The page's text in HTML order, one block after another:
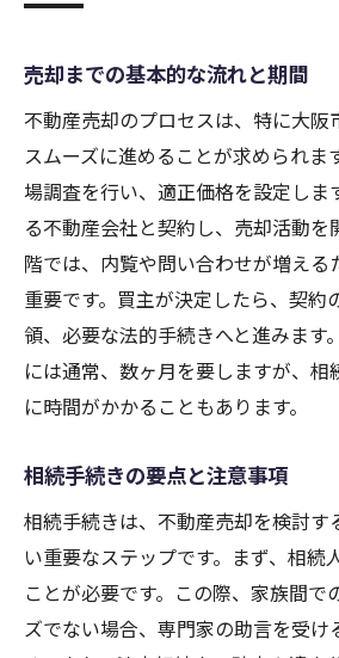
売却までの基本的な流れと期間
不動産売却のプロセスは、特に大阪
スムーズに進めることが求められま
場調査を行い、適正価格を設定しま
る不動産会社と契約し、売却活動を
階では、内覧や問い合わせが増える
重要です。買主が決定したら、契約
領、必要な法的手続きへと進みます
には通常、数ヶ月を要しますが、相
に時間がかかることもあります。
相続手続きの要点と注意事項
相続手続きは、不動産売却を検討す
い重要なステップです。まず、相続
ことが必要です。この際、家族間で
ズでない場合、専門家の助言を受け